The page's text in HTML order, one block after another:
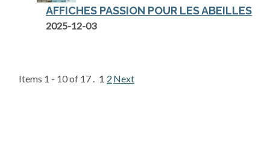
AFFICHES PASSION POUR LES ABEILLES
2025-12-03
Items 1 - 10 of 17 . 1 2 Next